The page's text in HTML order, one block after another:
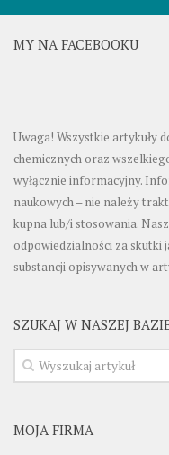
MY NA FACEBOOKU
Uwaga! Wszystkie artykuły
chemicznych oraz
wyłącznie informacyjny.
naukowych – nie należy
kupna lub/i stosowania.
odpowiedzialności za skutki
substancji opisywanych w
SZUKAJ W NASZEJ
MOJA FIRMA